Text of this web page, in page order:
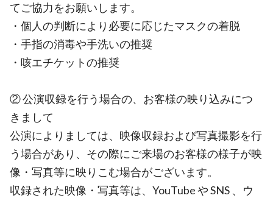
てご協力をお願いします。
・個人の判断により必要に応じたマスクの着脱
・手指の消毒や手洗いの推奨
・咳エチケットの推奨
② 公演収録を行う場合の、お客様の映り込みにつ
きまして
公演によりましては、映像収録および写真撮影を行
う場合があり、その際にご来場のお客様の様子が映
像・写真等に映りこむ場合がございます。
収録された映像・写真等は、YouTube や SNS 、ウ